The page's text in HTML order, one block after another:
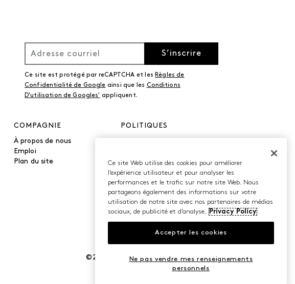
S’inscrire
Ce site est protégé par reCAPTCHA et les Règles de
Confidentialité de Google ainsi que les Conditions
D'utilisation de Googles' appliquent.
COMPAGNIE
À propos de nous
Emploi
Plan du site
POLITIQUES
Conditions d’utilisation
Accessibilité
©2026 Caleres, Inc. Tous droits réservés.
Ce site Web utilise des cookies pour améliorer
l’expérience utilisateur et pour analyser les
performances et le trafic sur notre site Web. Nous
partageons également des informations sur votre
utilisation de notre site avec nos partenaires de médias
sociaux, de publicité et d’analyse.
Privacy Policy
Accepter les cookies
Ne pas vendre mes renseignements
personnels